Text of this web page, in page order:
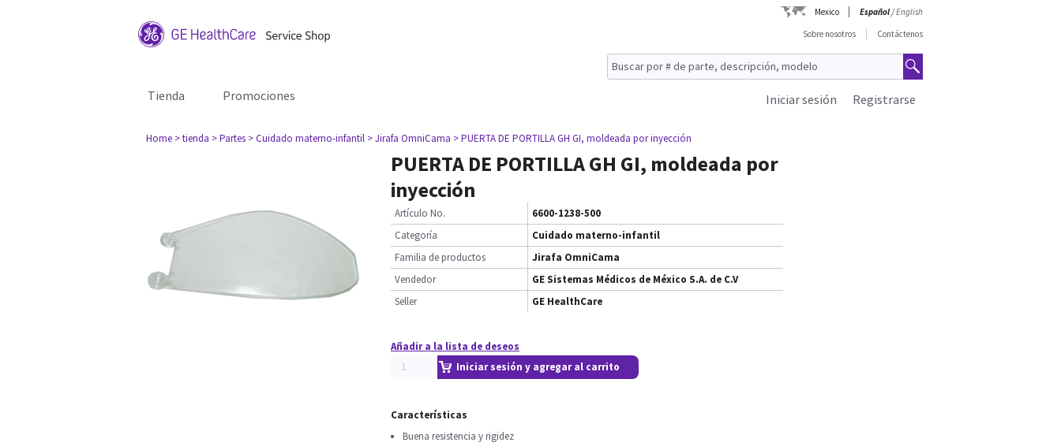
Mexico Español/English
Sobre nosotros
Contáctenos
Tienda Promociones Registrarse
Iniciar sesión
Home > tienda > Partes > Cuidado materno-infantil > Jirafa OmniCama > PUERTA DE PORTILLA GH GI, moldeada por inyección
PUERTA DE PORTILLA GH GI, moldeada por
inyección
Artículo No.
6600-1238-500
Categoría
Cuidado materno-infantil
Familia de productos
Jirafa OmniCama
Vendedor
GE Sistemas Médicos de México S.A. de C.V
Seller
GE HealthCare
Añadir a la lista de deseos
Iniciar sesión y agregar al carrito
Características
Buena resistencia y rigidez